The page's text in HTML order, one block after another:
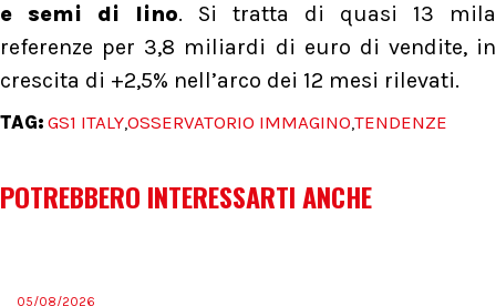
e semi di lino. Si tratta di quasi 13 mila
referenze per 3,8 miliardi di euro di vendite, in
crescita di +2,5% nell’arco dei 12 mesi rilevati.
TAG: GS1 ITALY,OSSERVATORIO IMMAGINO,TENDENZE
POTREBBERO INTERESSARTI ANCHE
05/08/2026